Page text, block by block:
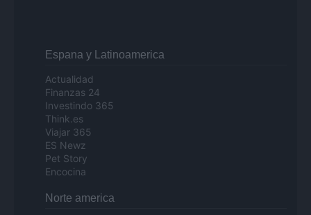
Espana y Latinoamerica
Actualidad
Finanzas 24
Investindo 365
Think.es
Viajar 365
ES Newz
Pet Story
Encocina
Norte america